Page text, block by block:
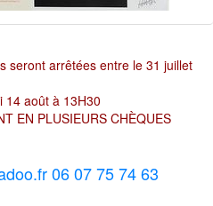
seront arrêtées entre le 31 juillet
14 août à 13H30
EN PLUSIEURS CHÈQUES
06 07 75 74 63